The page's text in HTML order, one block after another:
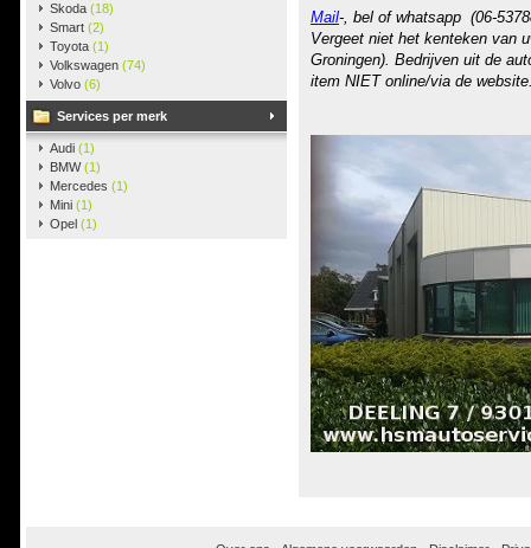
Skoda (18)
Smart (2)
Toyota (1)
Volkswagen (74)
Volvo (6)
Services per merk
Audi (1)
BMW(1)
Mercedes (1)
Mini (1)
Opel (1)
Mail-, bel of whatsapp (06-
Vergeet niet het kenteken van
Groningen). Bedrijven uit de
item NIET online/via de